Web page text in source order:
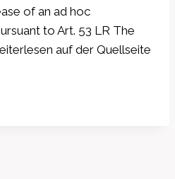
of an ad hoc
to Art. 53 LR The
auf der Quellseite